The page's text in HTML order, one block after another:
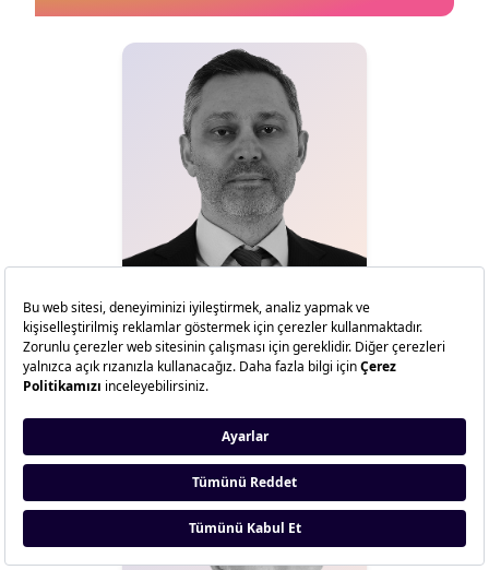
Dr. M. Emre Çamlıbel
RePie Yatırım Holding